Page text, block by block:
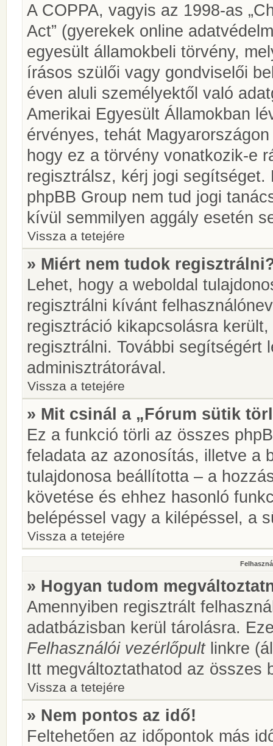
A COPPA, vagyis az 1998-as
Act” (gyerekek online
egyesült államokbeli törvény,
írásos szülői vagy gondviselői
éven aluli személyektől való
Amerikai Egyesült Államokban
érvényes, tehát
hogy ez a törvény vonatkozik-e
regisztrálsz, kérj jogi
phpBB Group nem tud jogi
kívül semmilyen aggály esetén
Vissza a tetejére
» Miért nem tudok
Lehet, hogy a weboldal
regisztrálni kívánt
regisztráció kikapcsolásra
regisztrálni. További segítségért
adminisztrátorával.
Vissza a tetejére
» Mit csinál a „Fórum sütik
Ez a funkció törli az összes
feladata az azonosítás, illetve a
tulajdonosa beállította – a
követése és ehhez hasonló
belépéssel vagy a kilépéssel, a
Vissza a tetejére
» Hogyan tudom
Amennyiben regisztrált
adatbázisban kerül tárolásra.
Felhasználói vezérlőpultlinkre
Itt megváltoztathatod az összes
Vissza a tetejére
» Nem pontos az idő!
Feltehetően az időpontok más